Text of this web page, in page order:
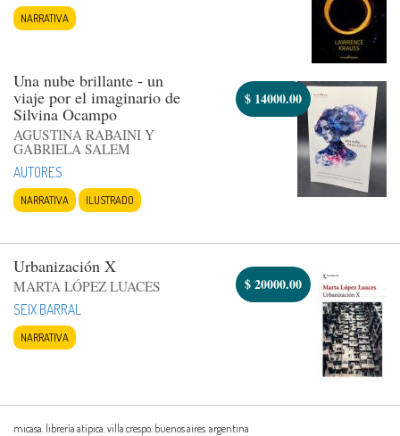
NARRATIVA
Una nube brillante - un
viaje por el imaginario de
Silvina Ocampo
AGUSTINA RABAINI Y
GABRIELA SALEM
AUTORES
NARRATIVA ILUSTRADO
$ 14000.00
Urbanización X
MARTA LÓPEZ LUACES
SEIX BARRAL
NARRATIVA
$20000.00
micasa. librería atípica. villa crespo. buenos aires. argentina